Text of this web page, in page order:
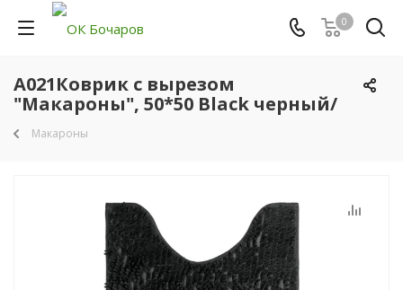
0
A021Коврик с вырезом
"Макароны", 50*50 Black черный/
Макароны